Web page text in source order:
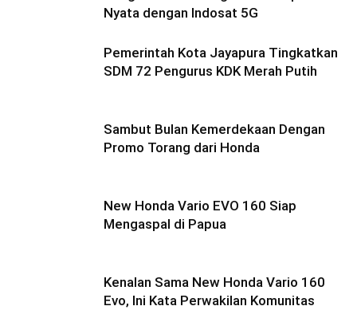
Nyata dengan Indosat 5G
Pemerintah Kota Jayapura Tingkatkan
SDM 72 Pengurus KDK Merah Putih
Sambut Bulan Kemerdekaan Dengan
Promo Torang dari Honda
New Honda Vario EVO 160 Siap
Mengaspal di Papua
Kenalan Sama New Honda Vario 160
Evo, Ini Kata Perwakilan Komunitas